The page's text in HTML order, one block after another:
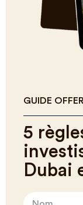
GUIDE
5
Dubai